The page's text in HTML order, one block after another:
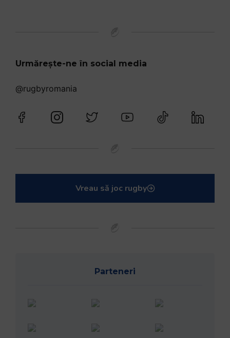
Urmărește-ne în social media
@rugbyromania
Vreau să joc rugby
Parteneri